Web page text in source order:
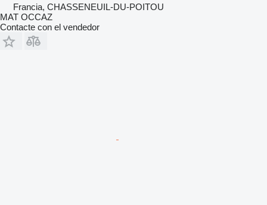
Francia, CHASSENEUIL-DU-POITOU
MAT OCCAZ
Contacte con el vendedor